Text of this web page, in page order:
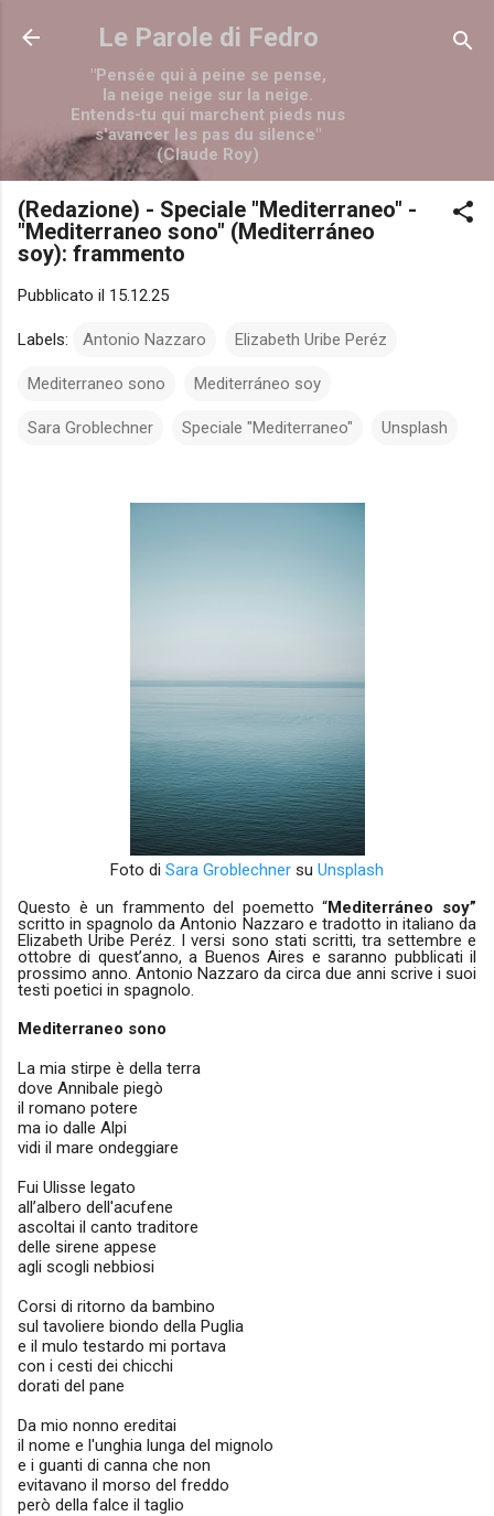
Passa ai contenuti principali
Le Parole di Fedro
"Pensée qui à peine se pense,
la neige neige sur la neige.
Entends-tu qui marchent pieds nus
s'avancer les pas du silence"
(Claude Roy)
(Redazione) - Speciale "Mediterraneo" -
"Mediterraneo sono" (Mediterráneo
soy): frammento
Pubblicato il 15.12.25
Labels: Antonio Nazzaro Elizabeth Uribe Peréz
Mediterraneo sono Mediterráneo soy
Sara Groblechner Speciale "Mediterraneo" Unsplash
Foto di Sara Groblechner su Unsplash
Questo è un frammento del poemetto “Mediterráneo soy”
scritto in spagnolo da Antonio Nazzaro e tradotto in italiano da
Elizabeth Uribe Peréz. I versi sono stati scritti, tra settembre e
ottobre di quest’anno, a Buenos Aires e saranno pubblicati il
prossimo anno. Antonio Nazzaro da circa due anni scrive i suoi
testi poetici in spagnolo.
Mediterraneo sono
La mia stirpe è della terra
dove Annibale piegò
il romano potere
ma io dalle Alpi
vidi il mare ondeggiare
Fui Ulisse legato
all’albero dell'acufene
ascoltai il canto traditore
delle sirene appese
agli scogli nebbiosi
Corsi di ritorno da bambino
sul tavoliere biondo della Puglia
e il mulo testardo mi portava
con i cesti dei chicchi
dorati del pane
Da mio nonno ereditai
il nome e l'unghia lunga del mignolo
e i guanti di canna che non
evitavano il morso del freddo
però della falce il taglio